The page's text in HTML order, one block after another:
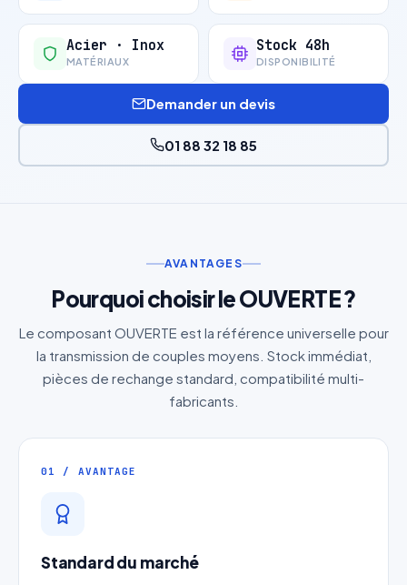
Acier · Inox
MATÉRIAUX
Stock 48h
DISPONIBILITÉ
Demander un devis
01 88 32 18 85
AVANTAGES
Pourquoi choisir le OUVERTE ?
Le composant OUVERTE est la référence universelle pour
la transmission de couples moyens. Stock immédiat,
pièces de rechange standard, compatibilité multi-
fabricants.
01 / AVANTAGE
Standard du marché